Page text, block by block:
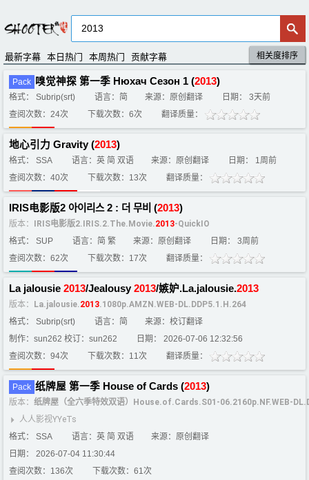
最新字幕 本日热门 本周热门 贡献字幕 默认排序
评分排序
相关度排序
Pack 嗅觉神探 第一季 Нюхач Сезон 1 (2013)
格式： Subrip(srt) 语言：简 来源：原创翻译
日期： 3天前
查阅次数：24次
下载次数：6次 翻译质量：
地心引力 Gravity (2013)
格式： SSA 语言：英 简 双语 来源：原创翻译
日期： 1周前
查阅次数：40次
下载次数：13次 翻译质量：
IRIS电影版2 아이리스 2 : 더 무비 (2013)
版本： IRIS电影版2.IRIS.2.The.Movie.2013-QuickIO
格式： SUP
语言：简 繁 来源：原创翻译
日期： 3周前
查阅次数：62次
下载次数：17次 翻译质量：
La jalousie 2013/Jealousy 2013/嫉妒.La.jalousie.2013
版本： La.jalousie.2013.1080p.AMZN.WEB-DL.DDP5.1.H.264
格式： Subrip(srt)
语言：简
来源：校订翻译
制作：sun262 校订：sun262
日期： 2026-07-06 12:32:56
查阅次数：94次
下载次数：11次 翻译质量：
Pack 纸牌屋 第一季 House of Cards (2013)
版本： 纸牌屋（全六季特效双语）House.of.Cards.S01-06.2160p.NF.WEB-
人人影视YYeTs
格式： SSA
语言：英 简 双语
来源：原创翻译
日期： 2026-07-04 11:30:44
查阅次数：136次
下载次数：61次